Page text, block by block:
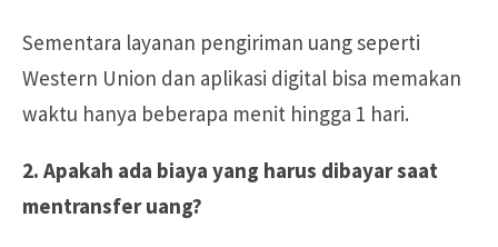
Sementara layanan pengiriman uang seperti
Western Union dan aplikasi digital bisa memakan
waktu hanya beberapa menit hingga 1 hari.
2. Apakah ada biaya yang harus dibayar saat
mentransfer uang?